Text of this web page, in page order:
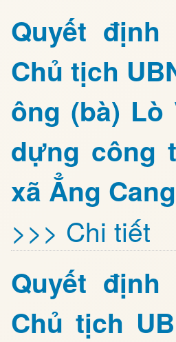
Quyết định
Chủ tịch
ông (bà) Lò
dựng công
xã Ẳng
>>> Chi tiết
Quyết định
Chủ tịch